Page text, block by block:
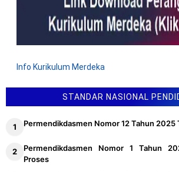
Info Kurikulum Merdeka
STANDAR NASIONAL
Permendikdasmen Nomor 12 Tahun 2025
Permendikdasmen Nomor 1 Tahun
Proses